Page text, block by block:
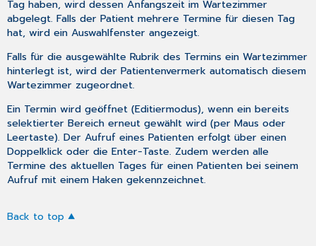
Tag haben, wird dessen Anfangszeit im Wartezimmer
abgelegt. Falls der Patient mehrere Termine für diesen Tag
hat, wird ein Auswahlfenster angezeigt.
Falls für die ausgewählte Rubrik des Termins ein Wartezimmer
hinterlegt ist, wird der Patientenvermerk automatisch diesem
Wartezimmer zugeordnet.
Ein Termin wird geöffnet (Editiermodus), wenn ein bereits
selektierter Bereich erneut gewählt wird (per Maus oder
Leertaste). Der Aufruf eines Patienten erfolgt über einen
Doppelklick oder die Enter-Taste. Zudem werden alle
Termine des aktuellen Tages für einen Patienten bei seinem
Aufruf mit einem Haken gekennzeichnet.
Back to top